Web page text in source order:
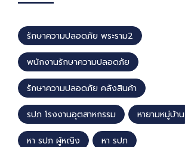
รักษาความปลอดภัย พระราม2
พนักงานรักษาความปลอดภัย
รักษาความปลอดภัย คลังสินค้า
รปภ โรงงานอุตสาหกรรม หายามหมู่บ้าน
หา รปภ ผู้หญิง หา รปภ